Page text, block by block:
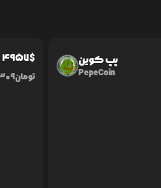
4957$
تومان
پپ کوین
PepeCoin